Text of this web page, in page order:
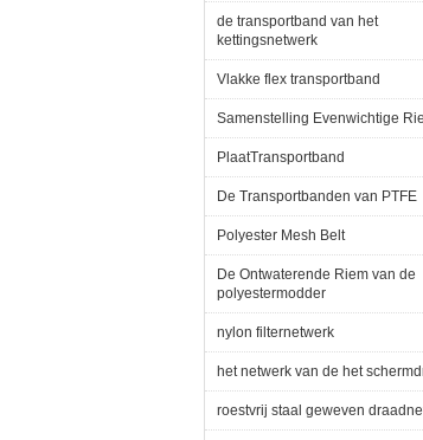
de transportband van het
kettingsnetwerk
Vlakke flex transportband
Samenstelling Evenwichtige
PlaatTransportband
De Transportbanden van PTFE
Polyester Mesh Belt
De Ontwaterende Riem van de
polyestermodder
nylon filternetwerk
het netwerk van de het
roestvrij staal geweven